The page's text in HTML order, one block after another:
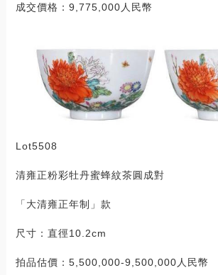
成交價格：9,775,000人民幣
Lot5508
清雍正粉彩牡丹蜜蜂紋茶圓成對
「大清雍正年制」款
尺寸：直徑10.2cm
拍品估價：5,500,000-9,500,000人民幣